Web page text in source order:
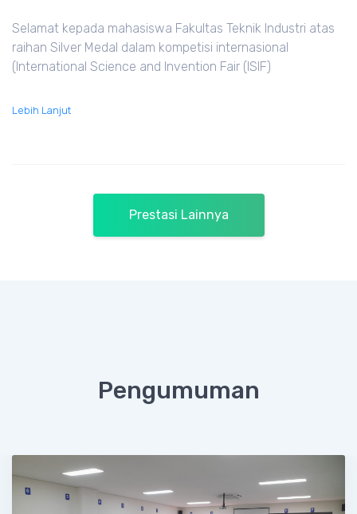
Selamat kepada mahasiswa Fakultas Teknik Industri atas
raihan Silver Medal dalam kompetisi internasional
(International Science and Invention Fair (ISIF)
Lebih Lanjut
Prestasi Lainnya
Pengumuman